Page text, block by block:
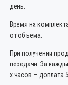
день.
Время на
от объема.
При получении
передачи. За
х часов — доплата